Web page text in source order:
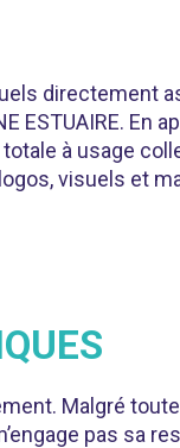
directement
En
à usage
visuels et
Malgré
pas sa